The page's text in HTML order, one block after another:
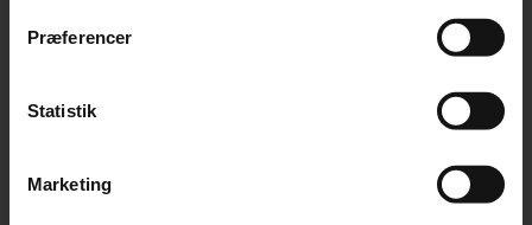
Indsamle præcise oplysninger om din placering,
Identificere din enhed baseret på en scanning af
dens unikke karakteristika (fingerprinting)
Præferencer
Statistik
Marketing